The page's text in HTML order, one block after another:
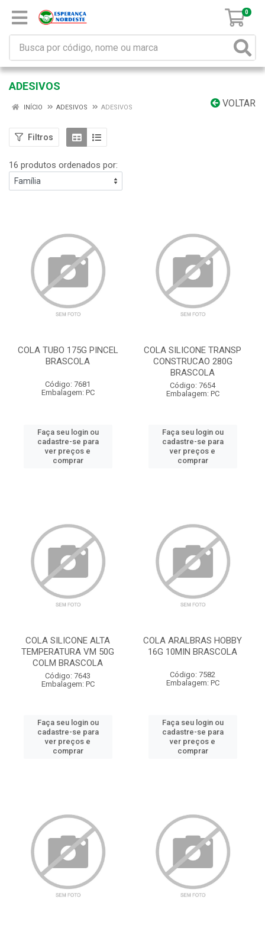
0
ADESIVOS
VOLTAR
INÍCIO ADESIVOS ADESIVOS
Filtros
16 produtos ordenados por:
COLA TUBO 175G PINCEL
BRASCOLA
Código: 7681
Embalagem: PC
Faça seu login ou
cadastre-se para
ver preços e
comprar
COLA SILICONE TRANSP
CONSTRUCAO 280G
BRASCOLA
Código: 7654
Embalagem: PC
Faça seu login ou
cadastre-se para
ver preços e
comprar
COLA SILICONE ALTA
TEMPERATURA VM 50G
COLM BRASCOLA
Código: 7643
Embalagem: PC
Faça seu login ou
cadastre-se para
ver preços e
comprar
COLA ARALBRAS HOBBY
16G 10MIN BRASCOLA
Código: 7582
Embalagem: PC
Faça seu login ou
cadastre-se para
ver preços e
comprar